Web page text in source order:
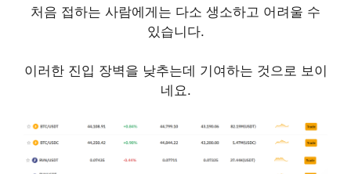
처음 접하는 사람에게는 다소 생소하고 어려울 수
있습니다.
이러한 진입 장벽을 낮추는데 기여하는 것으로 보이
네요.